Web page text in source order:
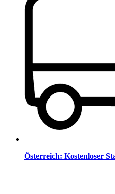
Österreich: Kostenloser